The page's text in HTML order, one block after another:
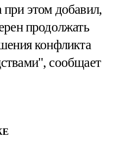
этом добавил,
продолжать
конфликта
сообщает